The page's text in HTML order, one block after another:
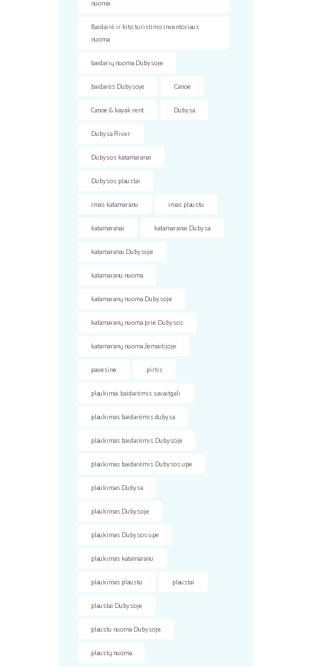
nuoma
Baidariė ir kito turistinio inventoriaus
nuoma
baidarių nuoma Dubysoje
baidarės Dubysoje Canoe
Canoe & kayak rent Dubysa
Dubysa River
Dubysos katamaranai
Dubysos plaustai
imas katamaranu imas plaustu
katamaranai katamaranai Dubysa
katamaranai Dubysoje
katamaranu nuoma
katamaranų nuoma Dubysoje
katamaranų nuoma prie Dubysos
katamaranų nuoma žemaitijoje
pavesine pirtis
plaukimai baidarėmis savaitgali
plaukimas baidarėmis dubysa
plaukimas baidarėmis Dubysoje
plaukimas baidarėmis Dubysos upe
plaukimas Dubysa
plaukimas Dubysoje
plaukimas Dubysos upe
plaukimas katamaranu
plaukimas plaustu plaustai
plaustai Dubysoje
plaustu nuoma Dubysoje
plaustų nuoma